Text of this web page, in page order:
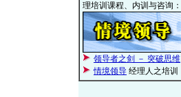
理培训课程、内训与咨询：
领导者之剑 － 突破思维
情境领导 经理人之培训